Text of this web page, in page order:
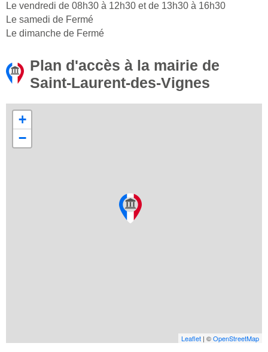
Le vendredi de 08h30 à 12h30 et de 13h30 à 16h30
Le samedi de Fermé
Le dimanche de Fermé
Plan d'accès à la mairie de
Saint-Laurent-des-Vignes
+
−
Leaflet | ©OpenStreetMap